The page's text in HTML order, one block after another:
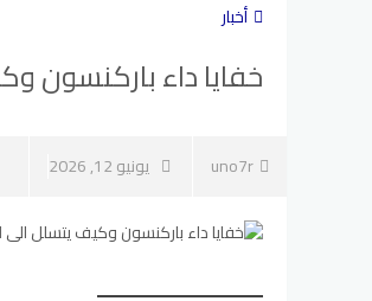
أخبار
خفايا داء باركنسون
uno7r يونيو 12, 2026